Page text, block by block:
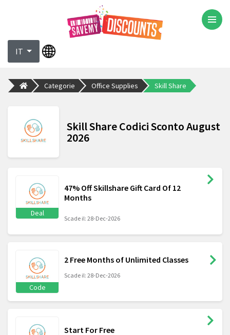
IT
Categorie Office Supplies Skill Share
Skill Share Codici Sconto August
2026
Deal
47% Off Skillshare Gift Card Of 12
Months
Scade il: 28-Dec-2026
Code
2 Free Months of Unlimited Classes
Scade il: 28-Dec-2026
Start For Free